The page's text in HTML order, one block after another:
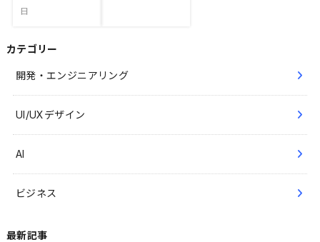
日
カテゴリー
開発・エンジニアリング
UI/UXデザイン
AI
ビジネス
最新記事